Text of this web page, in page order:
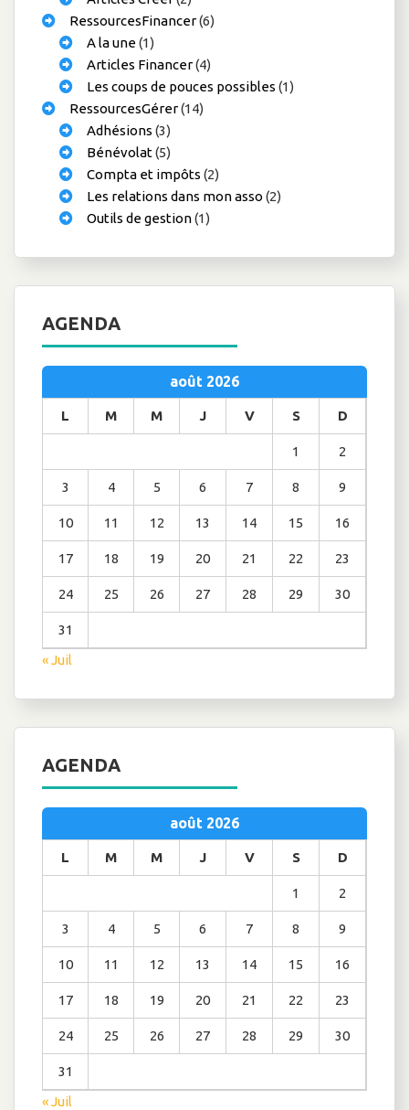
RessourcesFinancer(6)
A la une(1)
Articles Financer(4)
Les coups de pouces possibles (1)
RessourcesGérer(14)
Adhésions (3)
Bénévolat(5)
Compta et impôts (2)
Les relations dans mon asso (2)
Outils de gestion(1)
AGENDA
août 2026
L M M J V S D
1 2
3 4 5 6 7 8 9
10 11 12 13 14 15 16
17 18 19 20 21 22 23
24 25 26 27 28 29 30
31
« Juil
AGENDA
août 2026
L M M J V S D
1 2
3 4 5 6 7 8 9
10 11 12 13 14 15 16
17 18 19 20 21 22 23
24 25 26 27 28 29 30
31
« Juil